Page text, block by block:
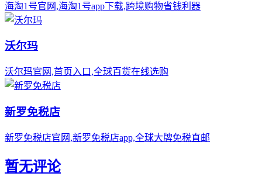
海淘1号官网,海淘1号app下载,跨境购物省钱利器
沃尔玛
沃尔玛官网,首页入口,全球百货在线选购
新罗免税店
新罗免税店官网,新罗免税店app,全球大牌免税直邮
暂无评论